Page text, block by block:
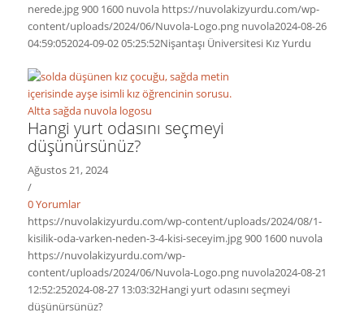
nerede.jpg900 1600 nuvola https://nuvolakizyurdu.com/wp-
content/uploads/2024/06/Nuvola-Logo.png nuvola2024-08-26
04:59:052024-09-02 05:25:52Nişantaşı Üniversitesi Kız Yurdu
Hangi yurt odasını seçmeyi
düşünürsünüz?
Ağustos 21, 2024
/
0 Yorumlar
https://nuvolakizyurdu.com/wp-content/uploads/2024/08/1-
kisilik-oda-varken-neden-3-4-kisi-seceyim.jpg900 1600 nuvola
https://nuvolakizyurdu.com/wp-
content/uploads/2024/06/Nuvola-Logo.png nuvola2024-08-21
12:52:252024-08-27 13:03:32Hangi yurt odasını seçmeyi
düşünürsünüz?